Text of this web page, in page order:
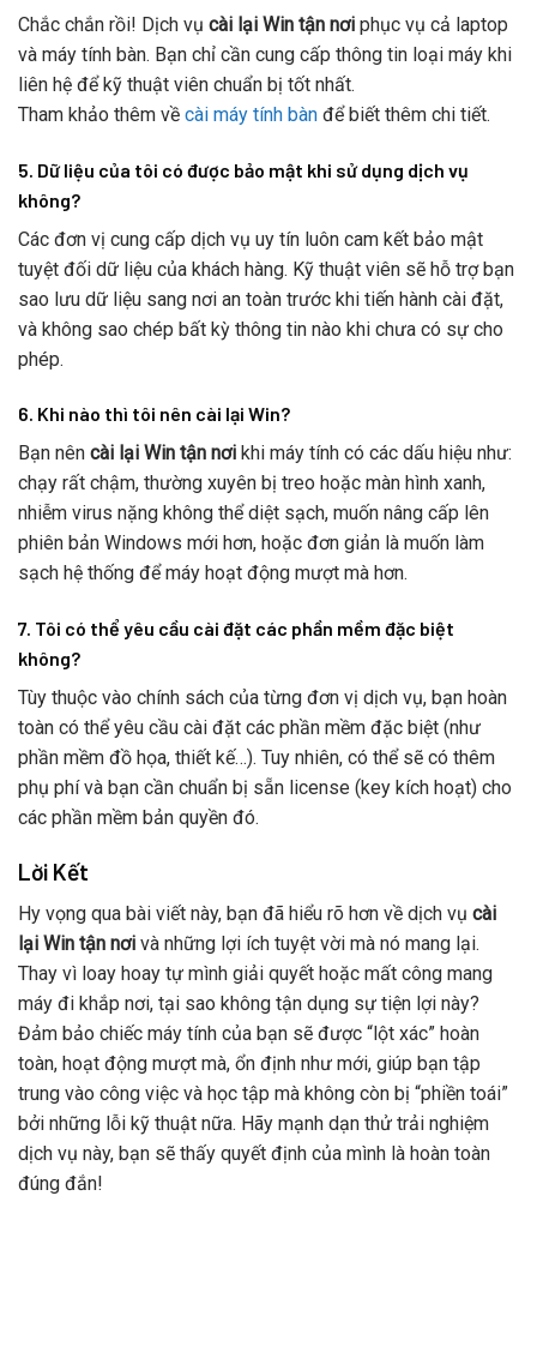
Chắc chắn rồi! Dịch vụ cài lại Win tận nơi phục vụ cả laptop
và máy tính bàn. Bạn chỉ cần cung cấp thông tin loại máy khi
liên hệ để kỹ thuật viên chuẩn bị tốt nhất.
Tham khảo thêm về cài máy tính bàn để biết thêm chi tiết.
5. Dữ liệu của tôi có được bảo mật khi sử dụng dịch vụ
không?
Các đơn vị cung cấp dịch vụ uy tín luôn cam kết bảo mật
tuyệt đối dữ liệu của khách hàng. Kỹ thuật viên sẽ hỗ trợ bạn
sao lưu dữ liệu sang nơi an toàn trước khi tiến hành cài đặt,
và không sao chép bất kỳ thông tin nào khi chưa có sự cho
phép.
6. Khi nào thì tôi nên cài lại Win?
Bạn nên cài lại Win tận nơi khi máy tính có các dấu hiệu như:
chạy rất chậm, thường xuyên bị treo hoặc màn hình xanh,
nhiễm virus nặng không thể diệt sạch, muốn nâng cấp lên
phiên bản Windows mới hơn, hoặc đơn giản là muốn làm
sạch hệ thống để máy hoạt động mượt mà hơn.
7. Tôi có thể yêu cầu cài đặt các phần mềm đặc biệt
không?
Tùy thuộc vào chính sách của từng đơn vị dịch vụ, bạn hoàn
toàn có thể yêu cầu cài đặt các phần mềm đặc biệt (như
phần mềm đồ họa, thiết kế…). Tuy nhiên, có thể sẽ có thêm
phụ phí và bạn cần chuẩn bị sẵn license (key kích hoạt) cho
các phần mềm bản quyền đó.
Lời Kết
Hy vọng qua bài viết này, bạn đã hiểu rõ hơn về dịch vụ cài
lại Win tận nơi và những lợi ích tuyệt vời mà nó mang lại.
Thay vì loay hoay tự mình giải quyết hoặc mất công mang
máy đi khắp nơi, tại sao không tận dụng sự tiện lợi này?
Đảm bảo chiếc máy tính của bạn sẽ được “lột xác” hoàn
toàn, hoạt động mượt mà, ổn định như mới, giúp bạn tập
trung vào công việc và học tập mà không còn bị “phiền toái”
bởi những lỗi kỹ thuật nữa. Hãy mạnh dạn thử trải nghiệm
dịch vụ này, bạn sẽ thấy quyết định của mình là hoàn toàn
đúng đắn!